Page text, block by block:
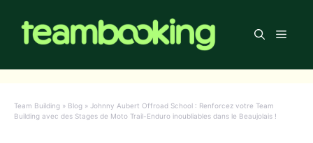
contenu
Menu
Team Building » Blog » Johnny Aubert Offroad School : Renforcez votre Team
Building avec des Stages de Moto Trail-Enduro inoubliables dans le Beaujolais !